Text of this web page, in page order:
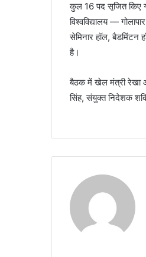
कुल 16 पद सृजित किए
विश्वविद्यालय —
सेमिनार हॉल,
है।
बैठक में खेल मंत्री रेखा
सिंह, संयुक्त निदेशक